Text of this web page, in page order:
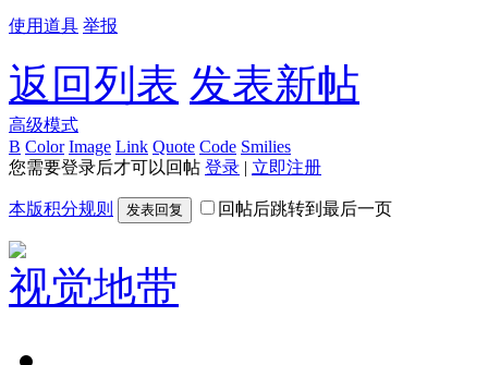
使用道具 举报
返回列表 发表新帖
高级模式
B Color Image Link Quote Code Smilies
您需要登录后才可以回帖 登录 | 立即注册
本版积分规则 发表回复 回帖后跳转到最后一页
视觉地带